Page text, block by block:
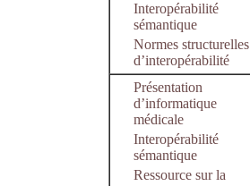
Interopérabilité
sémantique
Normes structurelles
d’interopérabilité
Présentation
d’informatique
médicale
Interopérabilité
sémantique
Ressource sur la